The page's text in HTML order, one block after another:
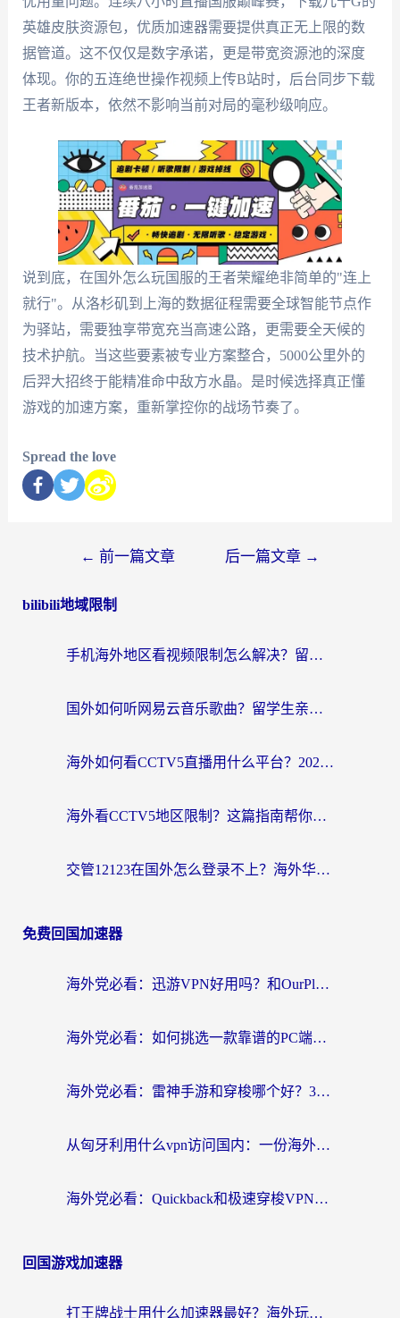
英雄皮肤资源包，优质加速器需要提供真正无上限的数
据管道。这不仅仅是数字承诺，更是带宽资源池的深度
体现。你的五连绝世操作视频上传B站时，后台同步下载
王者新版本，依然不影响当前对局的毫秒级响应。
说到底，在国外怎么玩国服的王者荣耀绝非简单的"连上
就行"。从洛杉矶到上海的数据征程需要全球智能节点作
为驿站，需要独享带宽充当高速公路，更需要全天候的
技术护航。当这些要素被专业方案整合，5000公里外的
后羿大招终于能精准命中敌方水晶。是时候选择真正懂
游戏的加速方案，重新掌控你的战场节奏了。
Spread the love
← 前一篇文章 后一篇文章 →
bilibili地域限制
手机海外地区看视频限制怎么解决？留学生亲测有效的回国加速器指南
国外如何听网易云音乐歌曲？留学生亲测有效的回国加速方案
海外如何看CCTV5直播用什么平台？2026最新指南：看欧洲杯、中超、奥运不再卡
海外看CCTV5地区限制？这篇指南帮你流畅看欧洲杯、NBA还听中文解说
交管12123在国外怎么登录不上？海外华人必看的回国加速器选择指南
免费回国加速器
海外党必看：迅游VPN好用吗？和OurPlay VPN对比哪个回国效果更好？附真实体验测评
海外党必看：如何挑选一款靠谱的PC端VPN，让回国冲浪不再卡顿
海外党必看：雷神手游和穿梭哪个好？3步教你选对回国加速器（附实测对比）
从匈牙利用什么vpn访问国内：一份海外游子的网络归乡指南
海外党必看：Quickback和极速穿梭VPN好用吗？3步选对回国加速器实现无缝刷国内资源
回国游戏加速器
打王牌战士用什么加速器最好？海外玩家的终极选择指南